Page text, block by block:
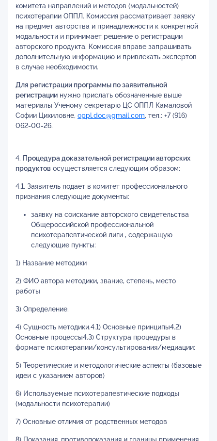
комитета направлений и методов (модальностей)
психотерапии ОППЛ. Комиссия рассматривает заявку
на предмет авторства и принадлежности к конкретной
модальности и принимает решение о регистрации
авторского продукта. Комиссия вправе запрашивать
дополнительную информацию и привлекать экспертов
в случае необходимости.
Для регистрации программы по заявительной
регистрации нужно прислать обозначенные выше
материалы Ученому секретарю ЦС ОППЛ Камаловой
Софии Цихиловне, oppl.doc@gmail.com, тел.: +7 (916)
062-00-26.
4. Процедура доказательной регистрации авторских
продуктов осуществляется следующим образом:
4.1. Заявитель подает в комитет профессионального
признания следующие документы:
заявку на соискание авторского свидетельства
Общероссийской профессиональной
психотерапевтической лиги , содержащую
следующие пункты:
1) Название методики
2) ФИО автора методики, звание, степень, место
работы
3) Определение.
4) Сущность методики.4.1) Основные принципы4.2)
Основные процессы4.3) Структура процедуры в
формате психотерапии/консультирования/медиации:
5) Теоретические и методологические аспекты (базовые
идеи с указанием авторов)
6) Используемые психотерапевтические подходы
(модальности психотерапии)
7) Основные отличия от родственных методов